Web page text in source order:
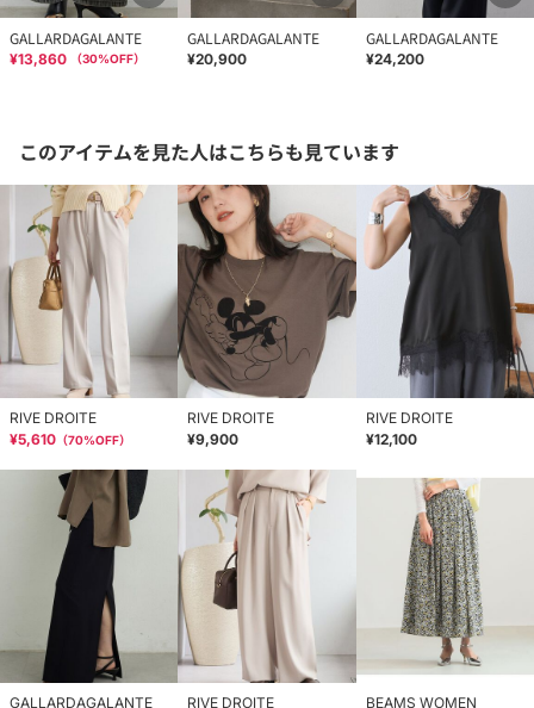
GALLARDAGALANTE
¥13,860 （30%OFF）
GALLARDAGALANTE
¥20,900
GALLARDAGALANTE
¥24,200